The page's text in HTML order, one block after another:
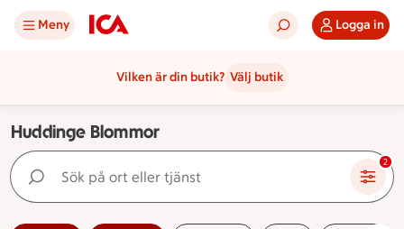
Meny Logga in
Vilken är din butik? Välj butik
Huddinge Blommor
Sök på ort eller tjänst 2